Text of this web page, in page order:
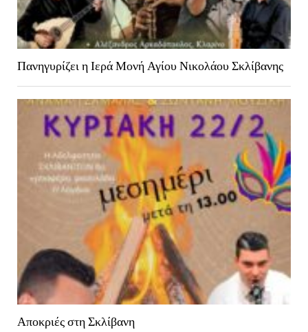
Πανηγυρίζει η Ιερά Μονή Αγίου Νικολάου Σκλίβανης
Αποκριές στη Σκλίβανη